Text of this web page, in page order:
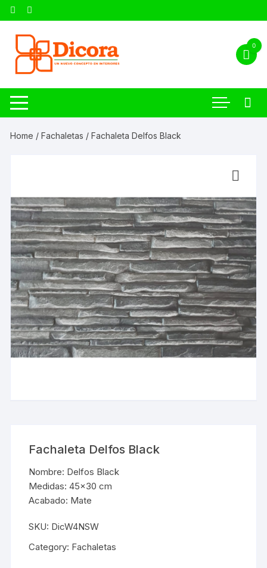
0
Home /Fachaletas / Fachaleta Delfos Black
Fachaleta Delfos Black
Nombre: Delfos Black
Medidas: 45×30 cm
Acabado: Mate
SKU: DicW4NSW
Category: Fachaletas